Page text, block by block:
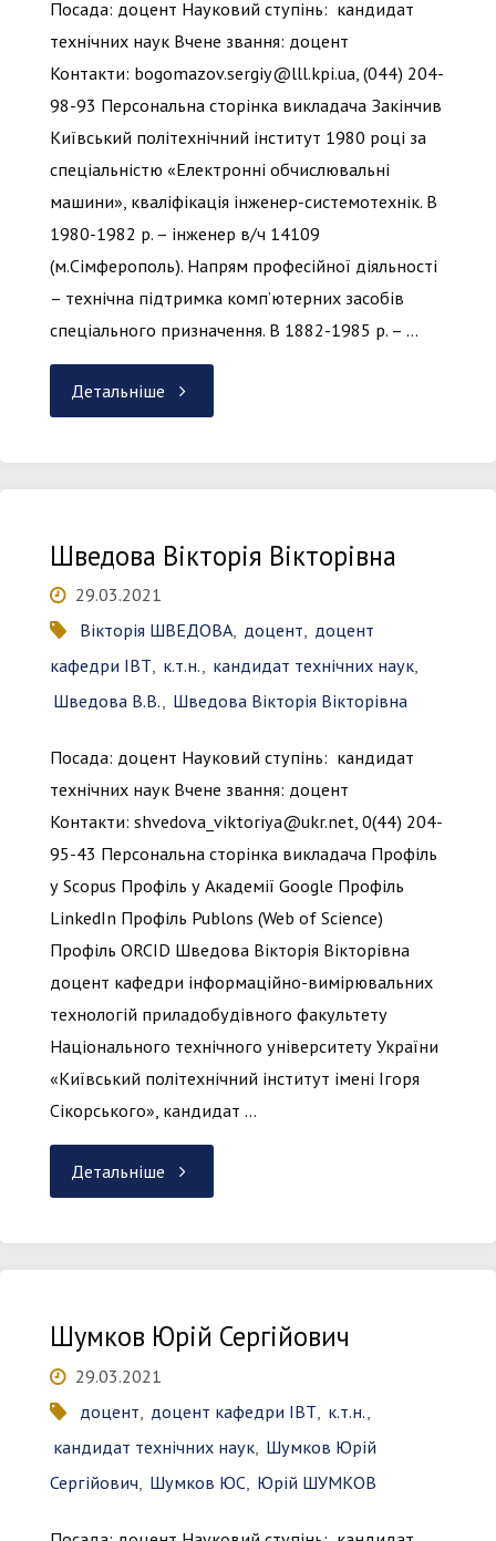
Посада: доцент Науковий ступінь: кандидат
технічних наук Вчене звання: доцент
Контакти: bogomazov.sergiy@lll.kpi.ua, (044) 204-
98-93 Персональна сторінка викладача Закінчив
Київський політехнічний інститут 1980 році за
спеціальністю «Електронні обчислювальні
машини», кваліфікація інженер-системотехнік. В
1980-1982 р. – інженер в/ч 14109
(м.Сімферополь). Напрям професійної діяльності
– технічна підтримка комп’ютерних засобів
спеціального призначення. В 1882-1985 р. – …
Детальніше "Богомазов
Анатолійович"
Шведова Вікторія Вікторівна
29.03.2021
Вікторія ШВЕДОВА, доцент, доцент
кафедри ІВТ, к.т.н., кандидат технічних наук,
Шведова В.В., Шведова Вікторія Вікторівна
Посада: доцент Науковий ступінь: кандидат
технічних наук Вчене звання: доцент
Контакти: shvedova_viktoriya@ukr.net, 0(44) 204-
95-43 Персональна сторінка викладача Профіль
у Scopus Профіль у Академії Google Профіль
LinkedIn Профіль Publons (Web of Science)
Профіль ORCID Шведова Вікторія Вікторівна
доцент кафедри інформаційно-вимірювальних
технологій приладобудівного факультету
Національного технічного університету України
«Київський політехнічний інститут імені Ігоря
Сікорського», кандидат …
Детальніше "Шведова
Вікторівна"
Шумков Юрій Сергійович
29.03.2021
доцент доцент кафедри ІВТ к.т.н.
кандидат технічних наук Шумков Юрій
Сергійович Шумков ЮС Юрій ШУМКОВ